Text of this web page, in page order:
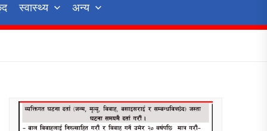
स्वास्थ्य अन्य